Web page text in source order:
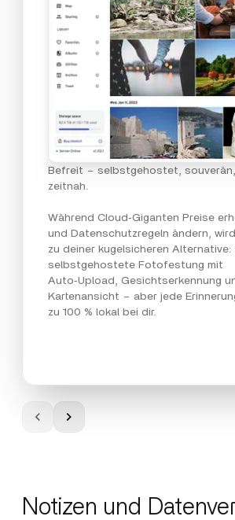
Befreit – selbstgehostet, souverän,
zeitnah.
Während Cloud‑Giganten Preise
und Datenschutzregeln ändern, wird
zu deiner kugelsicheren Alternative:
selbstgehostete Fotofestung mit
Auto‑Upload, Gesichtserkennung
Kartenansicht – aber jede
zu 100 % lokal bei dir.
Notizen und